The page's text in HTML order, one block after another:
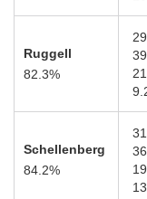
Ruggell
82.3%
Schellenberg
84.2%